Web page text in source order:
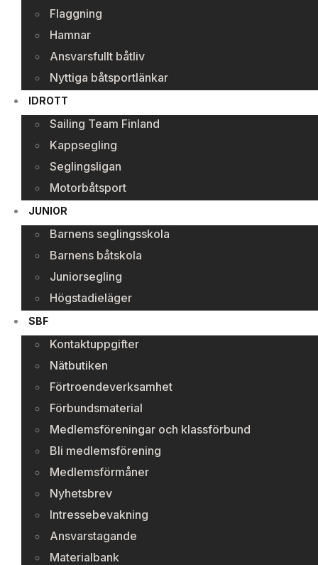
Flaggning
Hamnar
Ansvarsfullt båtliv
Nyttiga båtsportlänkar
IDROTT
Sailing Team Finland
Kappsegling
Seglingsligan
Motorbåtsport
JUNIOR
Barnens seglingsskola
Barnens båtskola
Juniorsegling
Högstadieläger
SBF
Kontaktuppgifter
Nätbutiken
Förtroendeverksamhet
Förbundsmaterial
Medlemsföreningar och klassförbund
Bli medlemsförening
Medlemsförmåner
Nyhetsbrev
Intressebevakning
Ansvarstagande
Materialbank